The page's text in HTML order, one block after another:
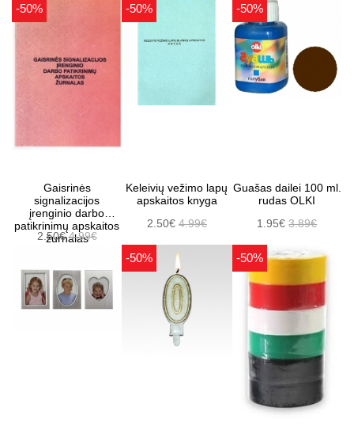
-50%
Gaisrinės
signalizacijos
įrenginio darbo
patikrinimų apskaitos
žurnalas
2.50€4.99€
-50%
Keleivių vežimo lapų
apskaitos knyga
2.50€ 4.99€
-50%
Guašas dailei 100 ml.
rudas OLKI
1.95€3.89€
-50% -50%